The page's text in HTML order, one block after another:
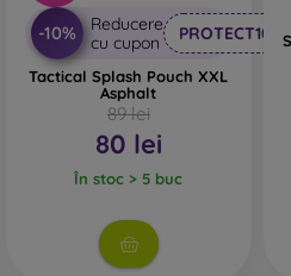
-10%
Reducere
cu cupon
PROTECT10
Tactical Splash Pouch XXL
Asphalt
89 lei
80 lei
În stoc > 5 buc